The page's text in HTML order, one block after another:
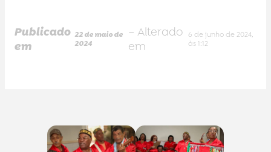
Publicado
em
22 de maio de
2024
– Alterado
em
6 de junho de 2024,
às 1:12